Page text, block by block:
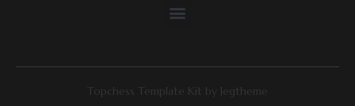
Topchess Template Kit by Jegtheme